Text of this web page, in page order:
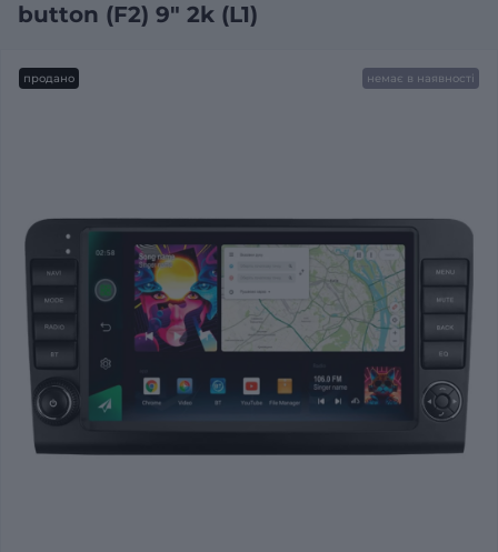
button (F2) 9" 2k (L1)
продано немає в наявності